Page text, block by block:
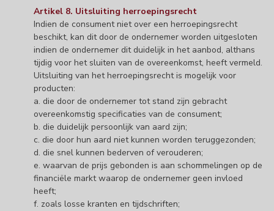
Artikel 8. Uitsluiting herroepingsrecht
Indien de consument niet over een herroepingsrecht
beschikt, kan dit door de ondernemer worden uitgesloten
indien de ondernemer dit duidelijk in het aanbod, althans
tijdig voor het sluiten van de overeenkomst, heeft vermeld.
Uitsluiting van het herroepingsrecht is mogelijk voor
producten:
a. die door de ondernemer tot stand zijn gebracht
overeenkomstig specificaties van de consument;
b. die duidelijk persoonlijk van aard zijn;
c. die door hun aard niet kunnen worden teruggezonden;
d. die snel kunnen bederven of verouderen;
e. waarvan de prijs gebonden is aan schommelingen op de
financiële markt waarop de ondernemer geen invloed
heeft;
f. zoals losse kranten en tijdschriften;